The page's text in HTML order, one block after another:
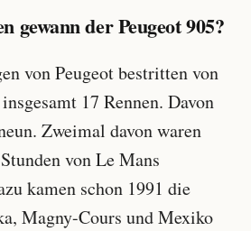
gewann der Peugeot 905?
von Peugeot bestritten von
17 Rennen. Davon
Zweimal davon waren
von Le Mans
kamen schon 1991 die
Magny-Cours und Mexiko